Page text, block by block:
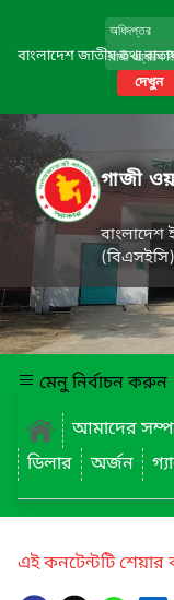
বাংলাদেশ জাতীয় তথ্য
দেখুন
গাজী
মেনু নির্বাচন করুন
আমাদের
ডিলার
অর্জন
এই কনটেন্টটি